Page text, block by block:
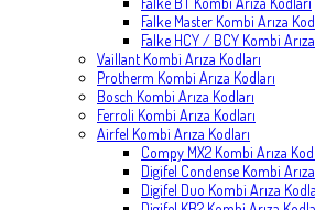
Falke Master Kombi Arıza
Falke HCY / BCY Kombi
Vaillant Kombi Arıza Kodları
Protherm Kombi Arıza Kodları
Bosch Kombi Arıza Kodları
Ferroli Kombi Arıza Kodları
Airfel Kombi Arıza Kodları
Compy MX2 Kombi Arıza
Digifel Condense Kombi
Digifel Duo Kombi Arıza